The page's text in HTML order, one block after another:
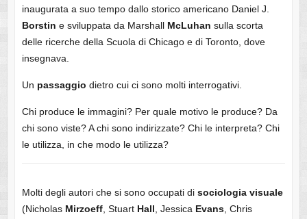
inaugurata a suo tempo dallo storico americano Daniel J.
Borstin e sviluppata da Marshall McLuhan sulla scorta
delle ricerche della Scuola di Chicago e di Toronto, dove
insegnava.
Un passaggio dietro cui ci sono molti interrogativi.
Chi produce le immagini? Per quale motivo le produce? Da
chi sono viste? A chi sono indirizzate? Chi le interpreta? Chi
le utilizza, in che modo le utilizza?
Molti degli autori che si sono occupati di sociologia visuale
(Nicholas Mirzoeff, Stuart Hall, Jessica Evans, Chris